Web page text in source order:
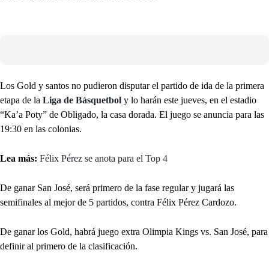
Los Gold y santos no pudieron disputar el partido de ida de la primera
etapa de la Liga de Básquetbol y lo harán este jueves, en el estadio
“Ka’a Poty” de Obligado, la casa dorada. El juego se anuncia para las
19:30 en las colonias.
Lea más: Félix Pérez se anota para el Top 4
De ganar San José, será primero de la fase regular y jugará las
semifinales al mejor de 5 partidos, contra Félix Pérez Cardozo.
De ganar los Gold, habrá juego extra Olimpia Kings vs. San José, para
definir al primero de la clasificación.